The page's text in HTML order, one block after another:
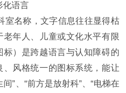
化语言
室名称，文字信息往往显得枯
年人、儿童或文化水平有限
）是跨越语言与认知障碍的
风格统一的图标系统，能让
”、“前方是放射科”、“电梯在